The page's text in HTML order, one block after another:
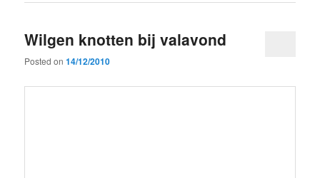
Wilgen knotten bij valavond
Posted on14/12/2010